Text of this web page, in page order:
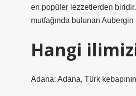
en popüler lezzetlerden
mutfağında bulunan
Hangi
Adana: Adana, Türk